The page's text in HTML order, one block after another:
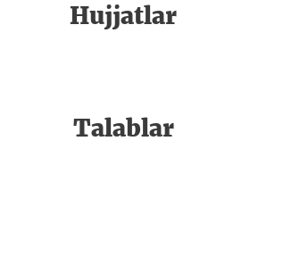
Hujjatlar
Talablar